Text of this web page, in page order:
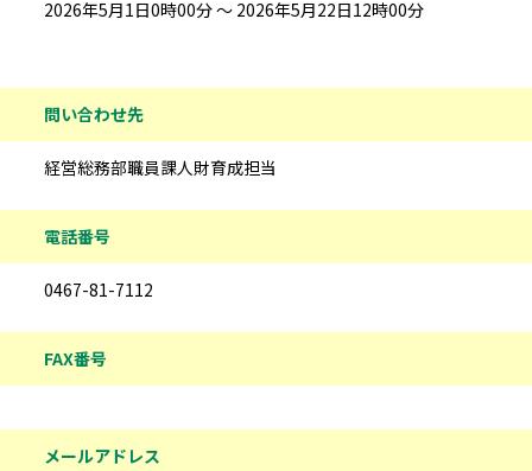
2026年5月1日0時00分 ～ 2026年5月22日12時00分
問い合わせ先
経営総務部職員課人財育成担当
電話番号
0467-81-7112
FAX番号
メールアドレス